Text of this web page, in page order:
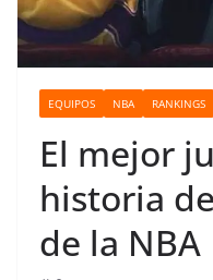
EQUIPOS NBA RANKINGS
El mejor
historia
de la NBA